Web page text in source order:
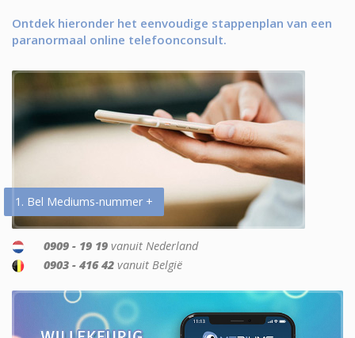
Ontdek hieronder het eenvoudige stappenplan van een
paranormaal online telefoonconsult.
1. Bel Mediums-nummer +
0909 - 19 19 vanuit Nederland
0903 - 416 42 vanuit België